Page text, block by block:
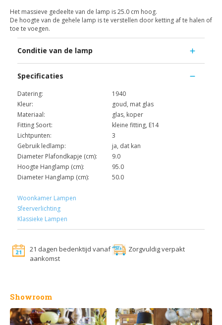
Het massieve gedeelte van de lamp is 25.0 cm hoog.
De hoogte van de gehele lamp is te verstellen door ketting af te halen of
toe te voegen.
Conditie van de lamp
Specificaties
Datering:
1940
Kleur:
goud, mat glas
Materiaal:
glas, koper
Fitting Soort:
kleine fitting, E14
Lichtpunten:
3
Gebruik ledlamp:
ja, dat kan
Diameter Plafondkapje (cm):
9.0
Hoogte Hanglamp (cm):
95.0
Diameter Hanglamp (cm):
50.0
Woonkamer Lampen
Sfeerverlichting
Klassieke Lampen
21 dagen bedenktijd vanaf
aankomst
Zorgvuldig verpakt
Showroom